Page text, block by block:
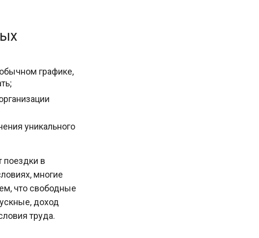
графике,
уникального
поездки в
многие
что свободные
доход
труда.